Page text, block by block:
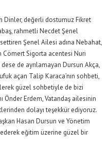
Dinler, değerli dostumuz Fikret
rahmetli Necdet Şenel
Şenel Ailesi adına Nebahat,
Cömert Sigorta acentesi Nuri
de ayrılamayan Dursun Akça,
açan Talip Karaca’nın sohbeti,
güzel sohbetiyle de bizi
Önder Erdem, Vatandaş ailesinin
dolayı teşekkür ediyoruz.
Hasan Dursun ve Yönetim
eğitim üzerine güzel bir